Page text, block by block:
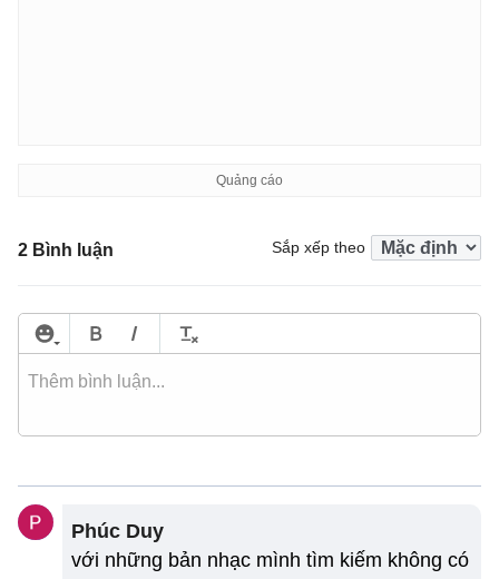
2 Bình luận Sắp xếp theo
Phúc Duy
với những bản nhạc mình tìm kiếm không có